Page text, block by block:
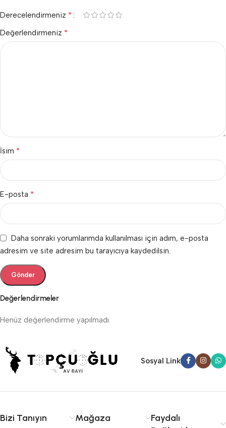
Değerlendirmeler
Henüz değerlendirme yapılmadı.
Derecelendirmeniz *
Değerlendirmeniz *
İsim *
E-posta *
Daha sonraki yorumlarımda kullanılması için adım, e-posta
adresim ve site adresim bu tarayıcıya kaydedilsin.
Sosyal Link
Bizi Tanıyın Mağaza
Faydalı